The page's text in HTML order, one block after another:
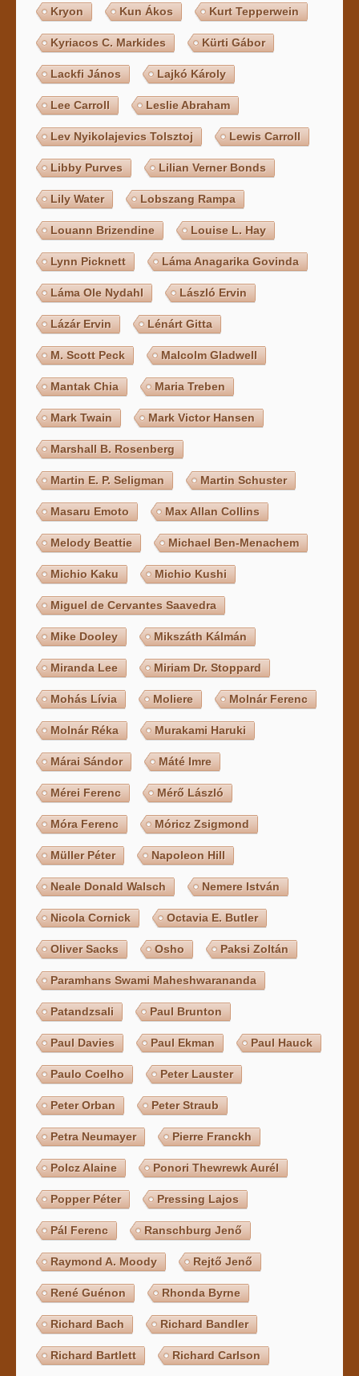
Kryon Kun Ákos Kurt Tepperwein
Kyriacos C. Markides Kürti Gábor
Lackfi János Lajkó Károly
Lee Carroll Leslie Abraham
Lev Nyikolajevics Tolsztoj Lewis Carroll
Libby Purves Lilian Verner Bonds
Lily Water Lobszang Rampa
Louann Brizendine Louise L. Hay
Lynn Picknett Láma Anagarika Govinda
Láma Ole Nydahl László Ervin
Lázár Ervin Lénárt Gitta
M. Scott Peck Malcolm Gladwell
Mantak Chia Maria Treben
Mark Twain Mark Victor Hansen
Marshall B. Rosenberg
Martin E. P. Seligman Martin Schuster
Masaru Emoto Max Allan Collins
Melody Beattie Michael Ben-Menachem
Michio Kaku Michio Kushi
Miguel de Cervantes Saavedra
Mike Dooley Mikszáth Kálmán
Miranda Lee Miriam Dr. Stoppard
Mohás Lívia Moliere Molnár Ferenc
Molnár Réka Murakami Haruki
Márai Sándor Máté Imre
Mérei Ferenc Mérő László
Móra Ferenc Móricz Zsigmond
Müller Péter Napoleon Hill
Neale Donald Walsch Nemere István
Nicola Cornick Octavia E. Butler
Oliver Sacks Osho Paksi Zoltán
Paramhans Swami Maheshwarananda
Patandzsali Paul Brunton
Paul Davies Paul Ekman Paul Hauck
Paulo Coelho Peter Lauster
Peter Orban Peter Straub
Petra Neumayer Pierre Franckh
Polcz Alaine Ponori Thewrewk Aurél
Popper Péter Pressing Lajos
Pál Ferenc Ranschburg Jenő
Raymond A. Moody Rejtő Jenő
René Guénon Rhonda Byrne
Richard Bach Richard Bandler
Richard Bartlett Richard Carlson